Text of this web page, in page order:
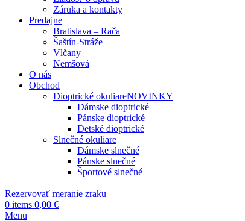
Záruka a kontakty
Predajne
Bratislava – Rača
Šaštín-Stráže
Vlčany
Nemšová
O nás
Obchod
Dioptrické okuliareNOVINKY
Dámske dioptrické
Pánske dioptrické
Detské dioptrické
Slnečné okuliare
Dámske slnečné
Pánske slnečné
Športové slnečné
Rezervovať meranie zraku
0 items 0,00 €
Menu